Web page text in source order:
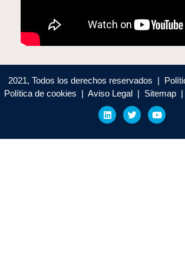
2021, Todos los derechos reservados |
Política de cookies | Aviso Legal | Sitemap |